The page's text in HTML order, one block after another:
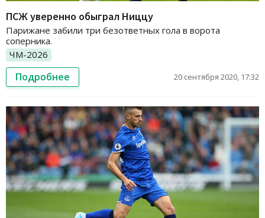
ПСЖ уверенно обыграл Ниццу
Парижане забили три безответных гола в ворота
соперника.
ЧМ-2026
Подробнее 20 сентября 2020, 17:32